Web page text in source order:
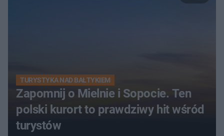
TURYSTYKA NAD BAŁTYKIEM
Zapomnij o Mielnie i Sopocie. Ten
polski kurort to prawdziwy hit wśród
turystów